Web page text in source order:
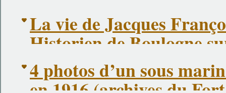
La vie de Jacques
Historien de Boulogne
4 photos d’un sous
en 1916 (archives du